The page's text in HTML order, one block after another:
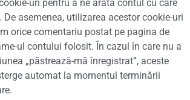
uri pentru a ne arăta contul cu care
asemenea, utilizarea acestor cookie-uri
orice comentariu postat pe pagina de
ul contului folosit. În cazul în care nu a
„păstrează-mă înregistrat”, aceste
automat la momentul terminării